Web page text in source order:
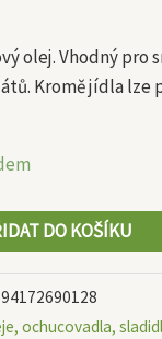
olej. Vhodný pro
Kromě jídla lze
DO KOŠÍKU
ochucovadla,